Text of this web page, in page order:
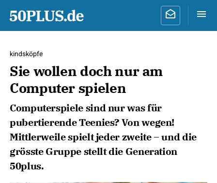
kindsköpfe
Sie wollen doch nur am
Computer spielen
Computerspiele sind nur was für
pubertierende Teenies? Von wegen!
Mittlerweile spielt jeder zweite – und die
grösste Gruppe stellt die Generation
50plus.